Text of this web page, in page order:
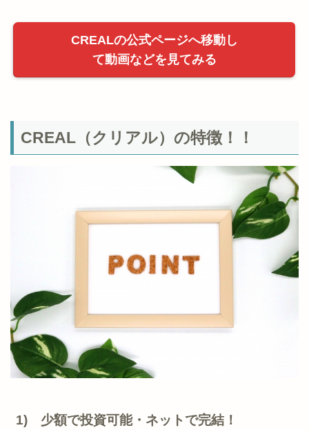
CREALの公式ページへ移動し
て動画などを見てみる
CREAL（クリアル）の特徴！！
1) 少額で投資可能・ネットで完結！